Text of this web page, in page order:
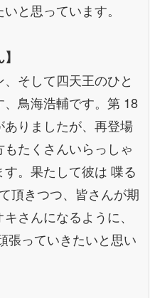
と思っています。
そして四天王のひと
、鳥海浩輔です。第 18
りましたが、再登場
たくさんいらっしゃ
。果たして彼は 喋る
頂きつつ、皆さんが期
さんになるように、
張っていきたいと思い